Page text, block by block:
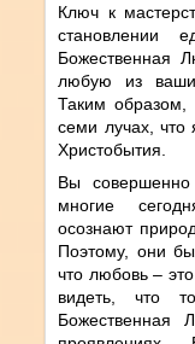
Ключ к
становлении
Божественная
любую из
Таким образом,
семи лучах, что
Христобытия.
Вы
многие
осознают
Поэтому, они
что любовь –
видеть, что
Божественная